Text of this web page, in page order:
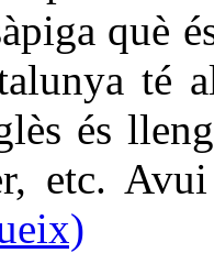
què
té
és
etc.